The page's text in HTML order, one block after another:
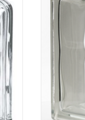
ZUM